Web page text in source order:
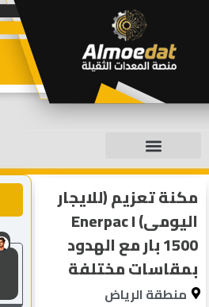
مكنة تعزيم (للايجار
اليومى) Enerpac I
1500 بار مع الهدود
بمقاسات مختلفة
منطقة الرياض